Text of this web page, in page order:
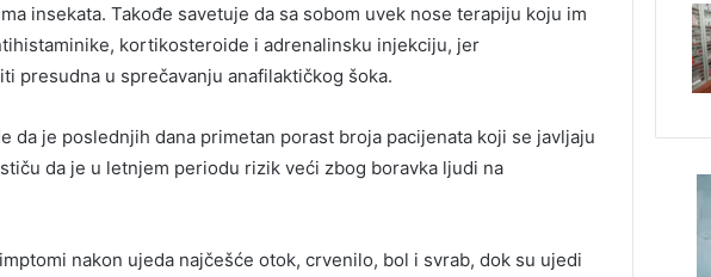
insekata. Takođe savetuje da sa sobom uvek nose terapiju koju im
kortikosteroide i adrenalinsku injekciju, jer
presudna u sprečavanju anafilaktičkog šoka.
da je poslednjih dana primetan porast broja pacijenata koji se javljaju
da je u letnjem periodu rizik veći zbog boravka ljudi na
nakon ujeda najčešće otok, crvenilo, bol i svrab, dok su ujedi